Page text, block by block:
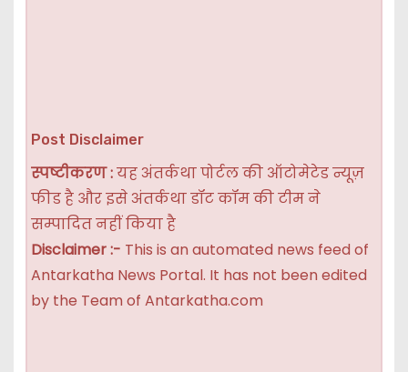
Post Disclaimer
स्पष्टीकरण :यह अंतर्कथा पोर्टल की ऑटोमेटेड न्यूज़
फीड है और इसे अंतर्कथा डॉट कॉम की टीम ने
सम्पादित नहीं किया है
Disclaimer :- This is an automated news feed of
Antarkatha News Portal. It has not been edited
by the Team of Antarkatha.com